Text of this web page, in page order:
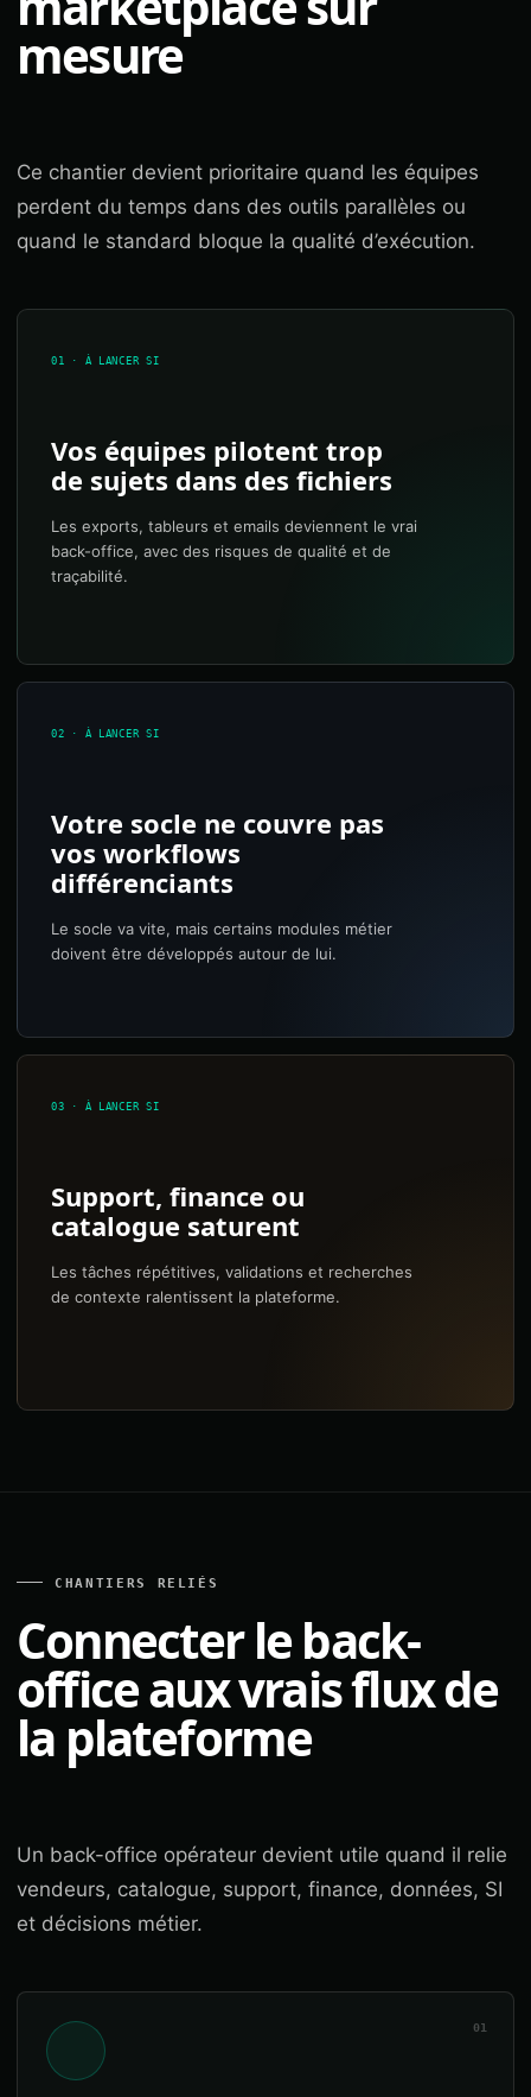
mesure
Ce chantier devient prioritaire quand les équipes
perdent du temps dans des outils parallèles ou
quand le standard bloque la qualité d’exécution.
01 · À LANCER SI
Vos équipes pilotent trop
de sujets dans des fichiers
Les exports, tableurs et emails deviennent le vrai
back-office, avec des risques de qualité et de
traçabilité.
02 · À LANCER SI
Votre socle ne couvre pas
vos workflows
différenciants
Le socle va vite, mais certains modules métier
doivent être développés autour de lui.
03 · À LANCER SI
Support, finance ou
catalogue saturent
Les tâches répétitives, validations et recherches
de contexte ralentissent la plateforme.
CHANTIERS RELIÉS
Connecter le back-
office aux vrais flux de
la plateforme
Un back-office opérateur devient utile quand il relie
vendeurs, catalogue, support, finance, données, SI
et décisions métier.
01